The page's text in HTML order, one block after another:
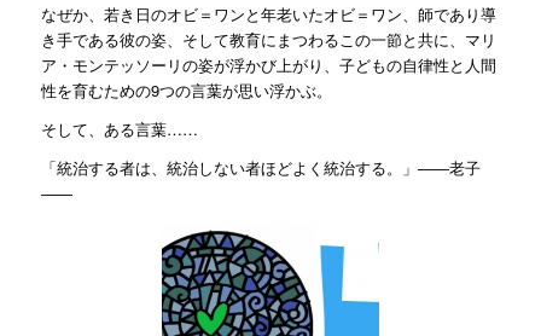
なぜか、若き日のオビ＝ワンと年老いたオビ＝ワン、師であり導
き手である彼の姿、そして教育にまつわるこの一節と共に、マリ
ア・モンテッソーリの姿が浮かび上がり、子どもの自律性と人間
性を育むための9つの言葉が思い浮かぶ。
そして、ある言葉……
「統治する者は、統治しない者ほどよく統治する。」――老子
――